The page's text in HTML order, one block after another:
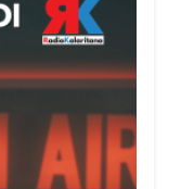
per
linguaggio
diverse».
WhatsApp